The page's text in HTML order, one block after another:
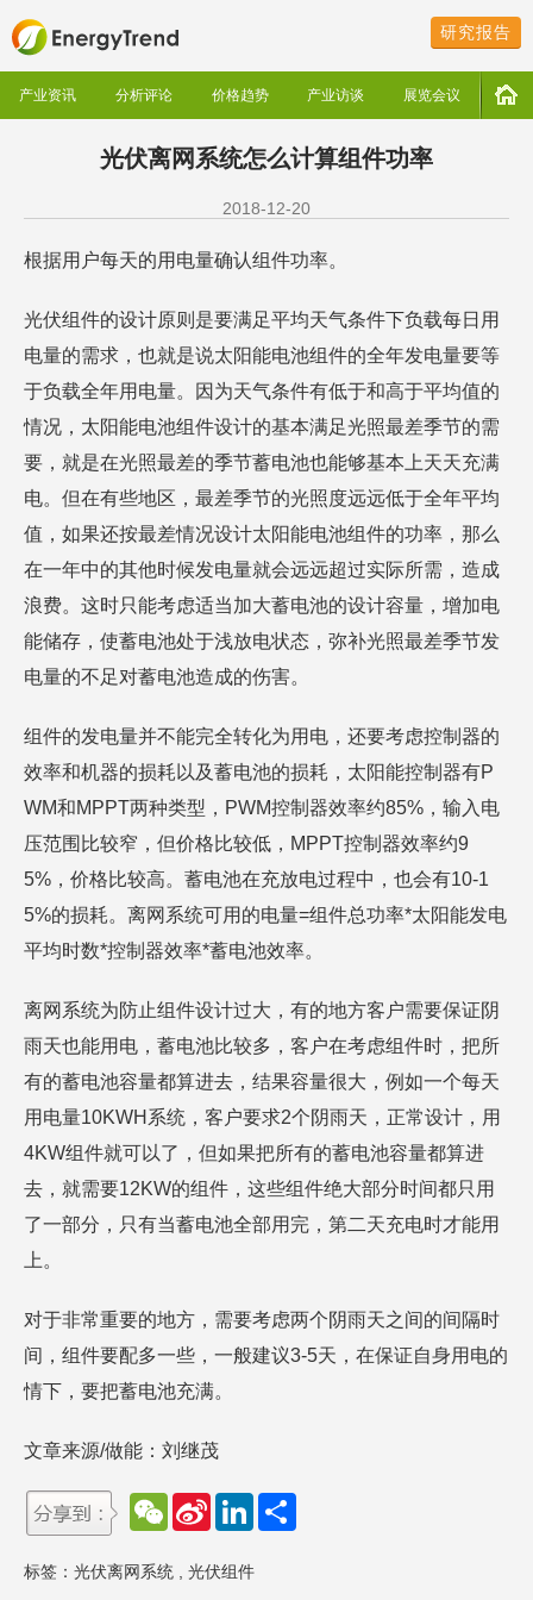
研究报告
产业资讯 分析评论 价格趋势 产业访谈 展览会议
光伏离网系统怎么计算组件功率
2018-12-20
根据用户每天的用电量确认组件功率。
光伏组件的设计原则是要满足平均天气条件下负载每日用
电量的需求，也就是说太阳能电池组件的全年发电量要等
于负载全年用电量。因为天气条件有低于和高于平均值的
情况，太阳能电池组件设计的基本满足光照最差季节的需
要，就是在光照最差的季节蓄电池也能够基本上天天充满
电。但在有些地区，最差季节的光照度远远低于全年平均
值，如果还按最差情况设计太阳能电池组件的功率，那么
在一年中的其他时候发电量就会远远超过实际所需，造成
浪费。这时只能考虑适当加大蓄电池的设计容量，增加电
能储存，使蓄电池处于浅放电状态，弥补光照最差季节发
电量的不足对蓄电池造成的伤害。
组件的发电量并不能完全转化为用电，还要考虑控制器的
效率和机器的损耗以及蓄电池的损耗，太阳能控制器有P
WM和MPPT两种类型，PWM控制器效率约85%，输入电
压范围比较窄，但价格比较低，MPPT控制器效率约9
5%，价格比较高。蓄电池在充放电过程中，也会有10-1
5%的损耗。离网系统可用的电量=组件总功率*太阳能发电
平均时数*控制器效率*蓄电池效率。
离网系统为防止组件设计过大，有的地方客户需要保证阴
雨天也能用电，蓄电池比较多，客户在考虑组件时，把所
有的蓄电池容量都算进去，结果容量很大，例如一个每天
用电量10KWH系统，客户要求2个阴雨天，正常设计，用
4KW组件就可以了，但如果把所有的蓄电池容量都算进
去，就需要12KW的组件，这些组件绝大部分时间都只用
了一部分，只有当蓄电池全部用完，第二天充电时才能用
上。
对于非常重要的地方，需要考虑两个阴雨天之间的间隔时
间，组件要配多一些，一般建议3-5天，在保证自身用电的
情下，要把蓄电池充满。
文章来源/做能：刘继茂
W
e
a
S
W
L
e
标签： 光伏离网系统 光伏组件